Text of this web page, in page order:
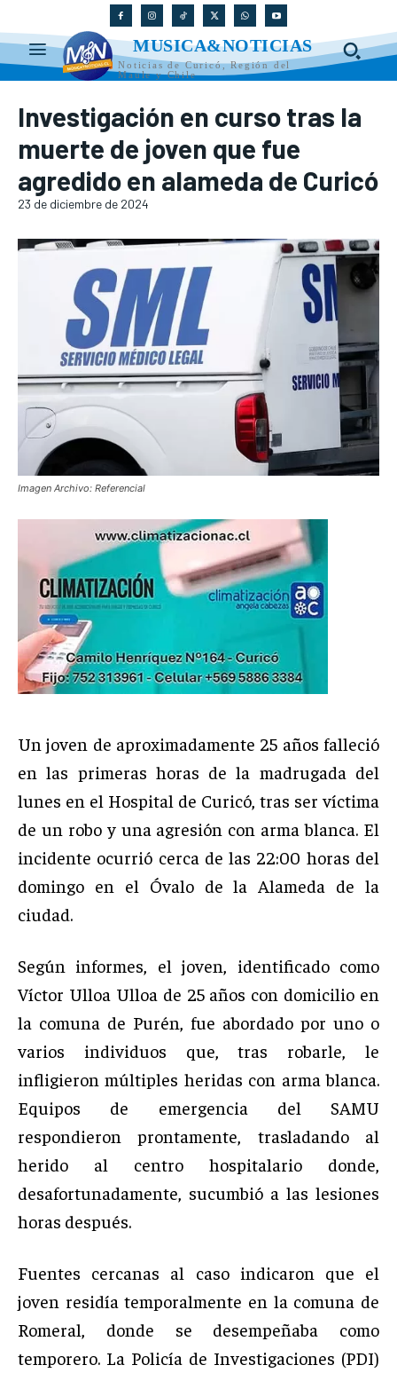
MUSICA&NOTICIAS
Noticias de Curicó, Región del
Maule y Chile
Investigación en curso tras la
muerte de joven que fue
agredido en alameda de Curicó
23 de diciembre de 2024
Imagen Archivo: Referencial
Un joven de aproximadamente 25 años falleció
en las primeras horas de la madrugada del
lunes en el Hospital de Curicó, tras ser víctima
de un robo y una agresión con arma blanca. El
incidente ocurrió cerca de las 22:00 horas del
domingo en el Óvalo de la Alameda de la
ciudad.
Según informes, el joven, identificado como
Víctor Ulloa Ulloa de 25 años con domicilio en
la comuna de Purén, fue abordado por uno o
varios individuos que, tras robarle, le
infligieron múltiples heridas con arma blanca.
Equipos de emergencia del SAMU
respondieron prontamente, trasladando al
herido al centro hospitalario donde,
desafortunadamente, sucumbió a las lesiones
horas después.
Fuentes cercanas al caso indicaron que el
joven residía temporalmente en la comuna de
Romeral, donde se desempeñaba como
temporero. La Policía de Investigaciones (PDI)